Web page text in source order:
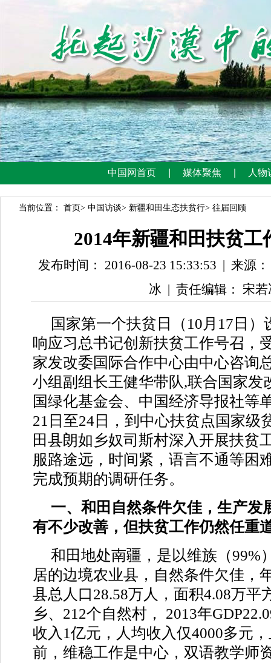
当前位置： 首页> 中国访谈> 新疆和田生态扶贫行> 往届回顾
2014年新疆和田扶贫工
发布时间： 2016-08-23 15:33:53 | 来源
冰 | 责任编辑： 宋若
国家第一个扶贫日（10月17日
响应习总书记创新扶贫工作号召，
家发改委国际合作中心由中心咨询
小组副组长王健华带队,联合国家发
国绿化基金会、中国经济导报社等
21日至24日，到中心扶贫点国家级
田县朗如乡奴司斯村深入开展扶贫
服路途远，时间紧，语言不通等困
完成预期的调研任务。
一、和田自然条件欠佳，生产发
有不少改善，但扶贫工作仍然任重
和田地处南疆，是以维族（99%
居的边境农业县，自然条件欠佳，
县总人口28.58万人，面积4.08万平
乡、212个自然村， 2013年
收入1亿元，人均收入仅4000多元
前，维稳工作是中心，双语教学师